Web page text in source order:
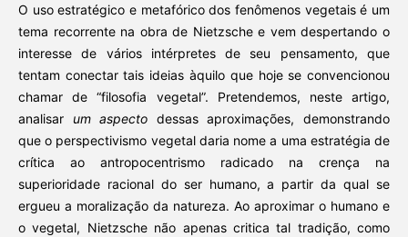
O uso estratégico e metafórico dos fenômenos vegetais é um
tema recorrente na obra de Nietzsche e vem despertando o
interesse de vários intérpretes de seu pensamento, que
tentam conectar tais ideias àquilo que hoje se convencionou
chamar de “filosofia vegetal”. Pretendemos, neste artigo,
analisar um aspecto dessas aproximações, demonstrando
que o perspectivismo vegetal daria nome a uma estratégia de
crítica ao antropocentrismo radicado na crença na
superioridade racional do ser humano, a partir da qual se
ergueu a moralização da natureza. Ao aproximar o humano e
o vegetal, Nietzsche não apenas critica tal tradição, como